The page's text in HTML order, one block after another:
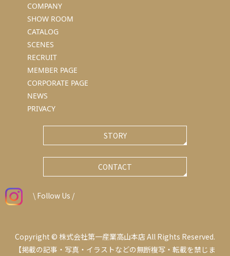
COMPANY
SHOW ROOM
CATALOG
SCENES
RECRUIT
MEMBER PAGE
CORPORATE PAGE
NEWS
PRIVACY
STORY
CONTACT
\ Follow Us /
Copyright © 株式会社第一産業高山本店 All Rights Reserved.
【掲載の記事・写真・イラストなどの無断複写・転載を禁じま